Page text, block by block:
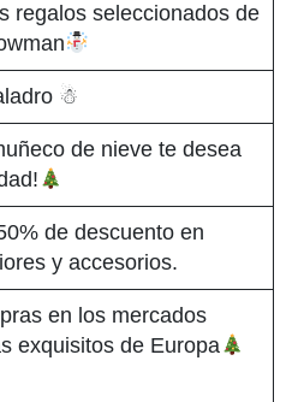
regalos seleccionados de
☃
de nieve te desea
de descuento en
y accesorios.
en los mercados
exquisitos de Europa